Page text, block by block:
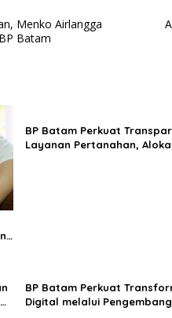
Menko Airlangga
Batam
BP Batam Perkuat
Layanan Pertanahan,
BP Batam Perkuat
Digital melalui